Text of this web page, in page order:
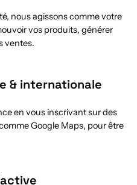
nous agissons comme votre
vos produits, générer
ventes.
& internationale
en vous inscrivant sur des
Google Maps, pour être